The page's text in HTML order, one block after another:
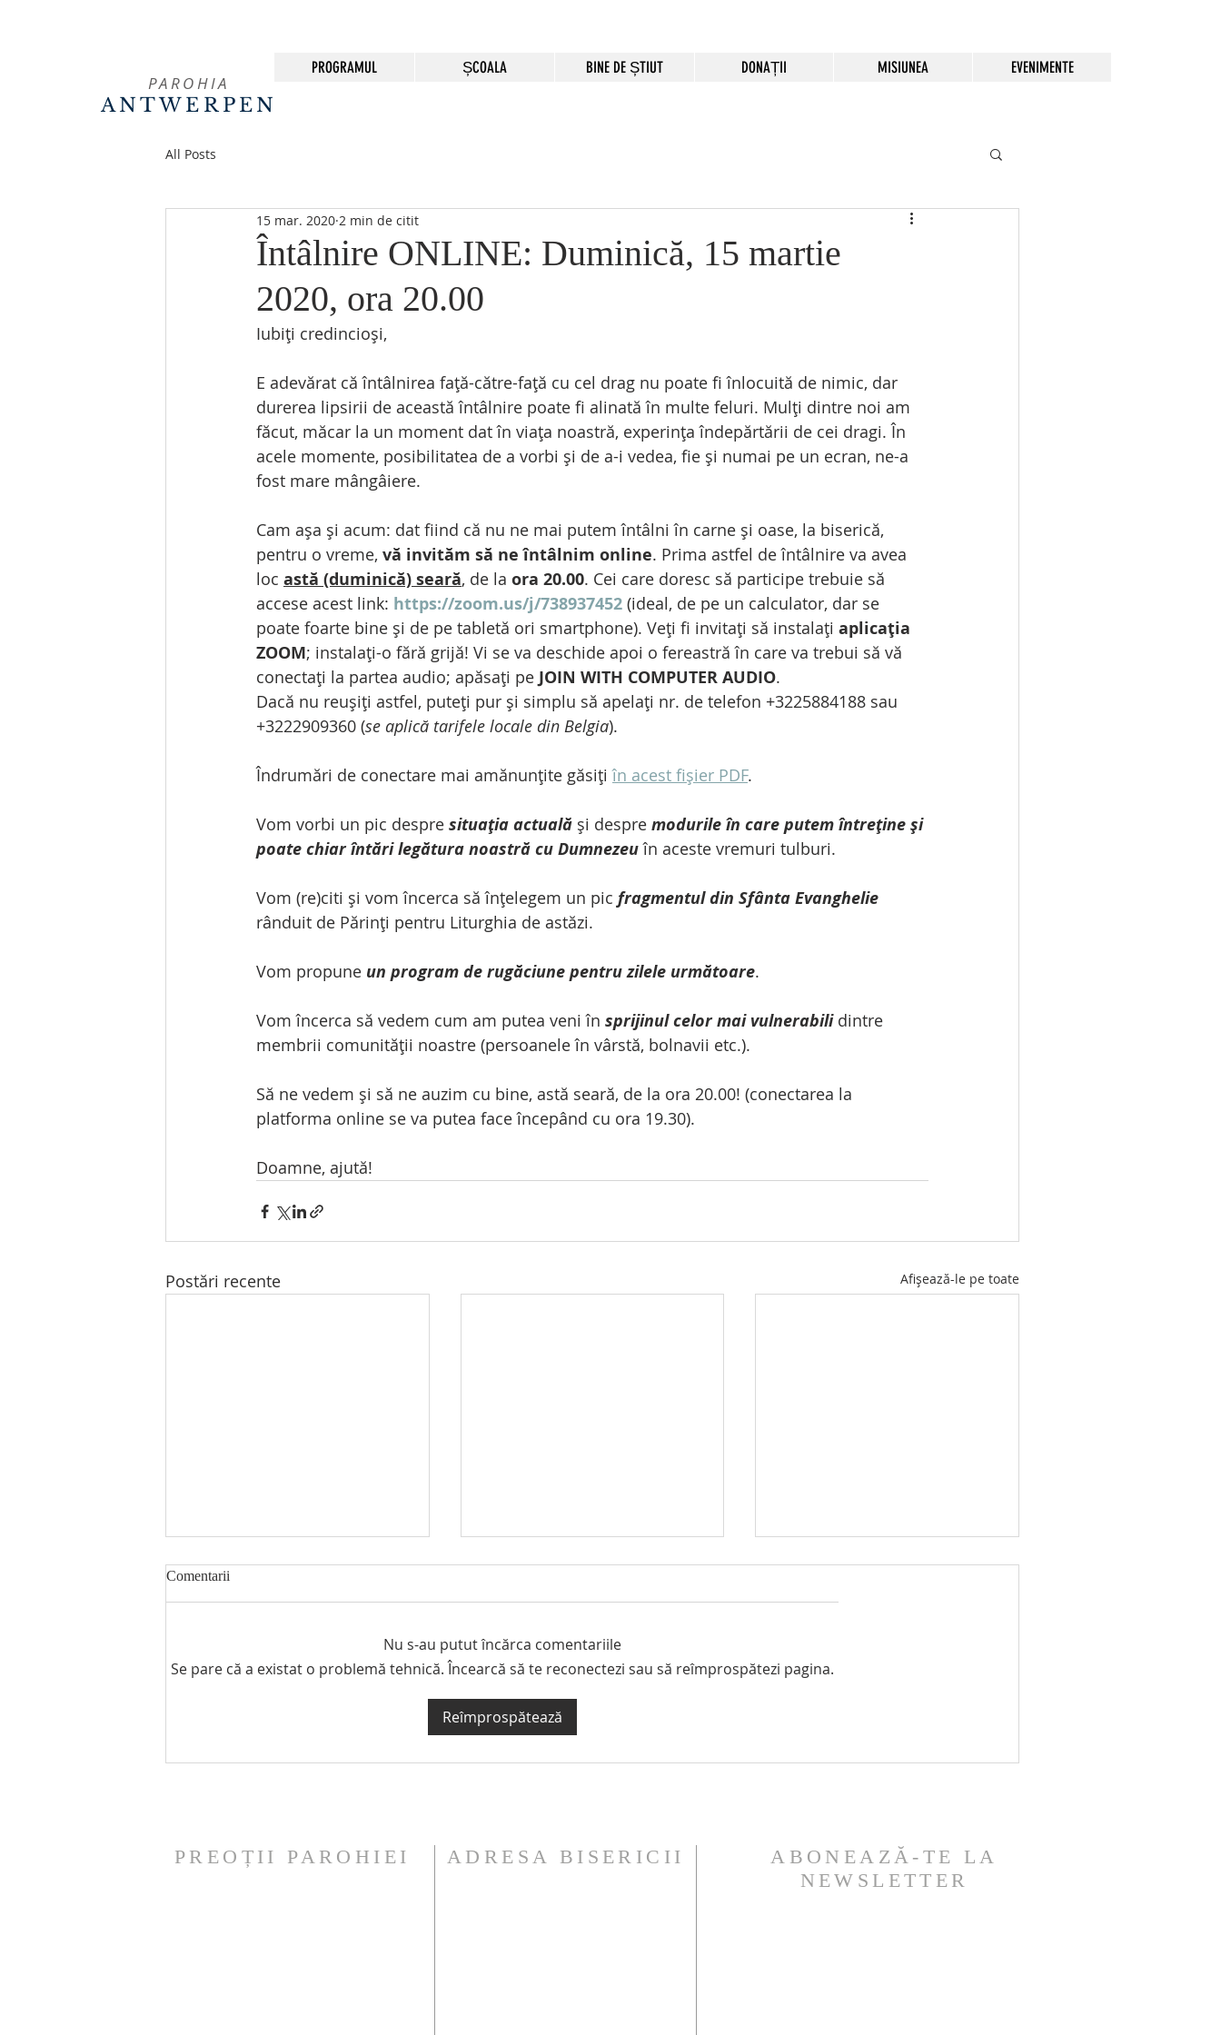
PROGRAMUL ȘCOALA BINE DE ȘTIUT DONAȚII MISIUNEA EVENIMENTE
PAROHIA
ANTWERPEN
All Posts
Întâlnire ONLINE: Duminică, 15 martie
2020, ora 20.00
15 mar. 2020 2 min de citit
Iubiți credincioși,
E adevărat că întâlnirea față-către-față cu cel drag nu poate fi înlocuită de nimic, dar
durerea lipsirii de această întâlnire poate fi alinată în multe feluri. Mulți dintre noi am
făcut, măcar la un moment dat în viața noastră, experința îndepărtării de cei dragi. În
acele momente, posibilitatea de a vorbi și de a-i vedea, fie și numai pe un ecran, ne-a
fost mare mângâiere.
Cam așa și acum: dat fiind că nu ne mai putem întâlni în carne și oase, la biserică,
pentru o vreme, vă invităm să ne întâlnim online. Prima astfel de întâlnire va avea
loc astă (duminică) seară, de la ora 20.00. Cei care doresc să participe trebuie să
accese acest link: https://zoom.us/j/738937452 (ideal, de pe un calculator, dar se
poate foarte bine și de pe tabletă ori smartphone). Veți fi invitați să instalați aplicația
ZOOM; instalați-o fără grijă! Vi se va deschide apoi o fereastră în care va trebui să vă
conectați la partea audio; apăsați pe JOIN WITH COMPUTER AUDIO.
Dacă nu reușiți astfel, puteți pur și simplu să apelați nr. de telefon +3225884188 sau
+3222909360 (se aplică tarifele locale din Belgia).
Îndrumări de conectare mai amănunțite găsiți în acest fișier PDF.
Vom vorbi un pic despre situația actuală și despre modurile în care putem întreține și
poate chiar întări legătura noastră cu Dumnezeu în aceste vremuri tulburi.
Vom (re)citi și vom încerca să înțelegem un pic fragmentul din Sfânta Evanghelie
rânduit de Părinți pentru Liturghia de astăzi.
Vom propune un program de rugăciune pentru zilele următoare.
Vom încerca să vedem cum am putea veni în sprijinul celor mai vulnerabili dintre
membrii comunității noastre (persoanele în vârstă, bolnavii etc.).
Să ne vedem și să ne auzim cu bine, astă seară, de la ora 20.00! (conectarea la
platforma online se va putea face începând cu ora 19.30).
Doamne, ajută!
Postări recente Afișează-le pe toate
7 iunie 2026: Duminica în
familie - INVITAȚIE la
Comentarii
Nu s-au putut încărca comentariile
Se pare că a existat o problemă tehnică. Încearcă să te reconectezi sau să reîmprospătezi pagina.
Reîmprospătează
PREOȚII PAROHIEI ADRESA BISERICII
ABONEAZĂ-TE LA
NEWSLETTER